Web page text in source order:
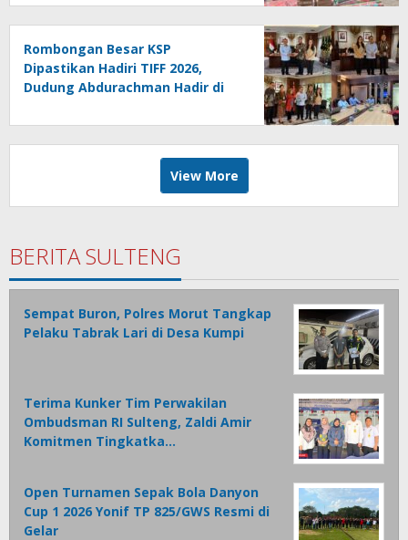
Rombongan Besar KSP
Dipastikan Hadiri TIFF 2026,
Dudung Abdurachman Hadir di
View More
BERITA SULTENG
Sempat Buron, Polres Morut Tangkap
Pelaku Tabrak Lari di Desa Kumpi
Terima Kunker Tim Perwakilan
Ombudsman RI Sulteng, Zaldi Amir
Komitmen Tingkatka…
Open Turnamen Sepak Bola Danyon
Cup 1 2026 Yonif TP 825/GWS Resmi di
Gelar